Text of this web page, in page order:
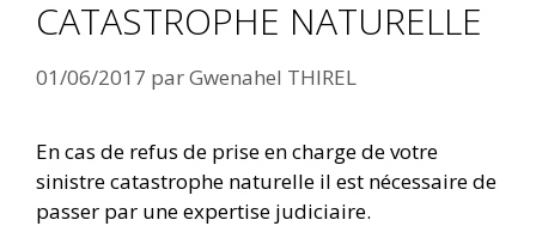
CATASTROPHE NATURELLE
01/06/2017 parGwenahel THIREL
En cas de refus de prise en charge de votre
sinistre catastrophe naturelle il est nécessaire de
passer par une expertise judiciaire.